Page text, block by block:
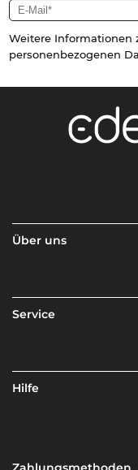
Weitere Informationen
personenbezogenen
Über uns
Service
Hilfe